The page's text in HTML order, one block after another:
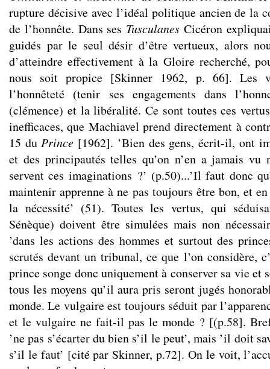
rupture décisive avec l’idéal politique ancien de la
de l’honnête. Dans ses Tusculanes Cicéron
guidés par le seul désir d’être vertueux, alors
d’atteindre effectivement à la Gloire recherché,
nous soit propice [Skinner 1962, p. 66]. Les
l’honnêteté (tenir ses engagements dans
(clémence) et la libéralité. Ce sont toutes ces
inefficaces, que Machiavel prend directement à
15 duPrince [1962]. ’Bien des gens, écrit-il, ont
et des principautés telles qu’on n’en a jamais
servent ces imaginations ?’ (p.50)...’Il faut donc
maintenir apprenne à ne pas toujours être bon, et
la nécessité’ (51). Toutes les vertus, qui
Sénèque) doivent être simulées mais non
’dans les actions des hommes et surtout des
scrutés devant un tribunal, ce que l’on considère,
prince songe donc uniquement à conserver sa vie et
tous les moyens qu’il aura pris seront jugés
monde. Le vulgaire est toujours séduit par
et le vulgaire ne fait-il pas le monde ? [(p.58].
’ne pas s’écarter du bien s’il le peut’, mais ’il doit
s’il le faut’ [cité par Skinner, p.72]. On le voit,